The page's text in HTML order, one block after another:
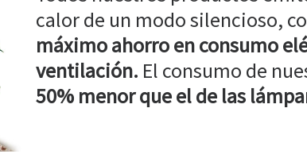
calor de un modo silencioso,
máximo ahorro en consumo
ventilación. El consumo de
50% menor que el de las